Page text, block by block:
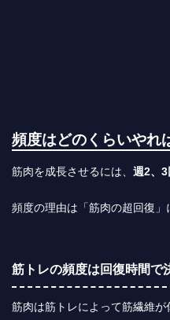
頻度はどのくらいやれ
筋肉を成長させるには、 週2、3
頻度の理由は「 筋肉の超回復
筋トレの頻度は回復時間で
筋肉は筋トレによって筋繊維